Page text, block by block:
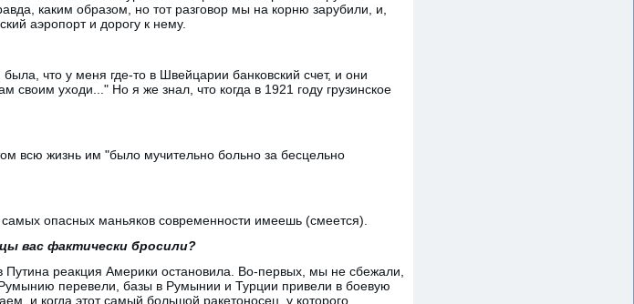
каким образом, но тот разговор мы на корню зарубили, и,
аэропорт и дорогу к нему.
что у меня где-то в Швейцарии банковский счет, и они
своим уходи..." Но я же знал, что когда в 1921 году грузинское
всю жизнь им "было мучительно больно за бесцельно
опасных маньяков современности имеешь (смеется).
вас фактически бросили?
Путина реакция Америки остановила. Во-первых, мы не сбежали,
перевели, базы в Румынии и Турции привели в боевую
и когда этот самый большой ракетоносец, у которого